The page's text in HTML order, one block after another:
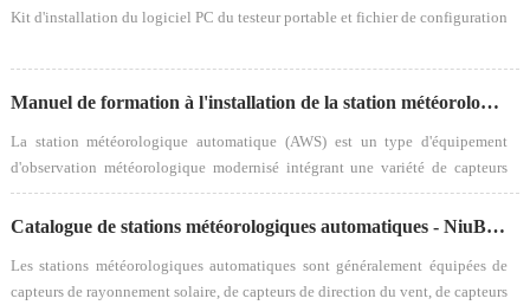
Kit d'installation du logiciel PC du testeur portable et fichier de configuration
Manuel de formation à l'installation de la station météorologique automatique (AWS)
La station météorologique automatique (AWS) est un type d'équipement
d'observation météorologique modernisé intégrant une variété de capteurs
météorologiques, de systèmes d'acquisition et de traitement des données et de
technol···
Catalogue de stations météorologiques automatiques - NiuBoL
Les stations météorologiques automatiques sont généralement équipées de
capteurs de rayonnement solaire, de capteurs de direction du vent, de capteurs